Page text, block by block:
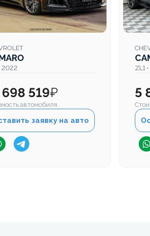
2022
698 519₽
автомобиля
заявку на авто
ZL1
5